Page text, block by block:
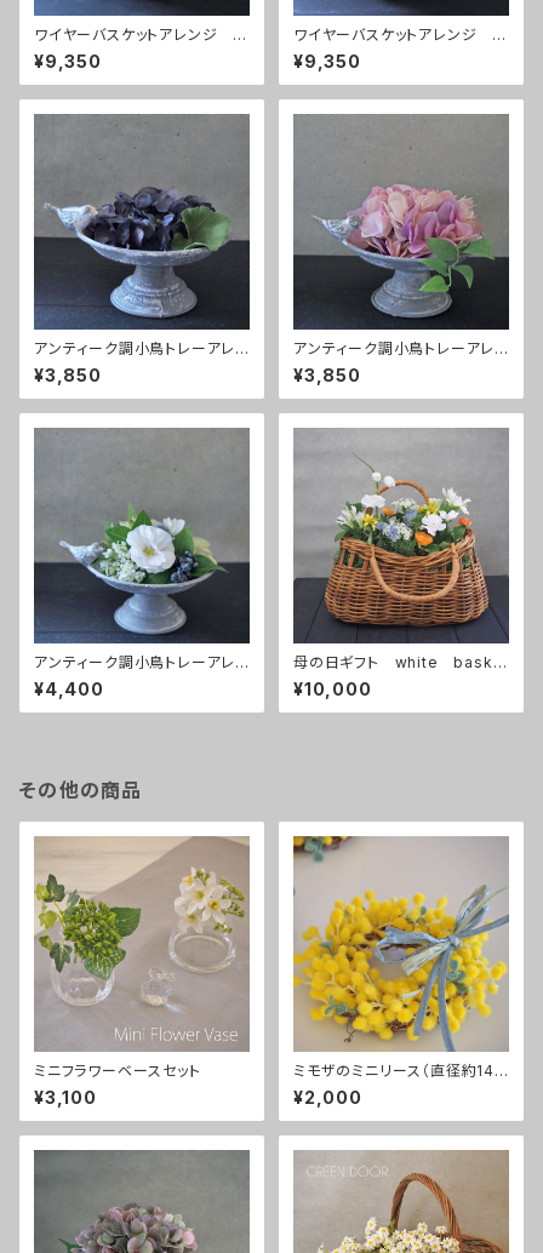
ワイヤーバスケットアレンジ ピ
ーチ
¥9,350
ワイヤーバスケットアレンジ w
hite
¥9,350
アンティーク調小鳥トレーアレン
ジ ドライブルー
¥3,850
アンティーク調小鳥トレーアレン
ジ ピンク
¥3,850
アンティーク調小鳥トレーアレン
ジ 白
¥4,400
母の日ギフト white baske
t
¥10,000
その他の商品
ミニフラワーベースセット
¥3,100
ミモザのミニリース（直径約14
㎝）
¥2,000